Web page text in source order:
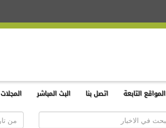
المواقع التابعة اتصل بنا البث المباشر المجلات